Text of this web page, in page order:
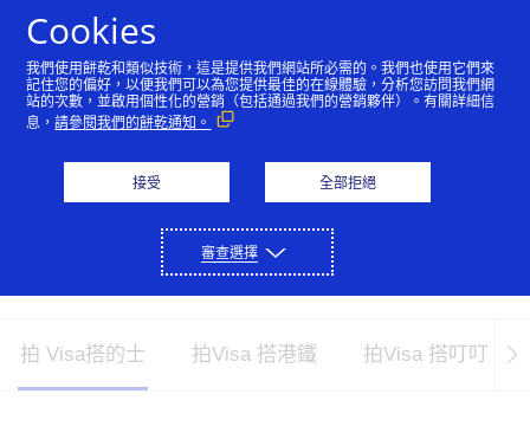
Visa 的感應式支付
感應式支付讓你可簡單地輕拍拍卡付款。
在支付終端機尋找 Contactless Payment
感應式支付標誌，輕拍你的感應式卡或支
付裝置進行付款。
拍 Visa搭的士 拍Visa 搭港鐵 拍Visa 搭叮叮
Cookies
我們使用餅乾和類似技術，這是提供我們網站所必需的。我們也使用它們來
記住您的偏好，以便我們可以為您提供最佳的在線體驗，分析您訪問我們網
站的次數，並啟用個性化的營銷（包括通過我們的營銷夥伴）。有關詳細信
息，請參閱我們的餅乾通知。
接受 全部拒絕
審查選擇